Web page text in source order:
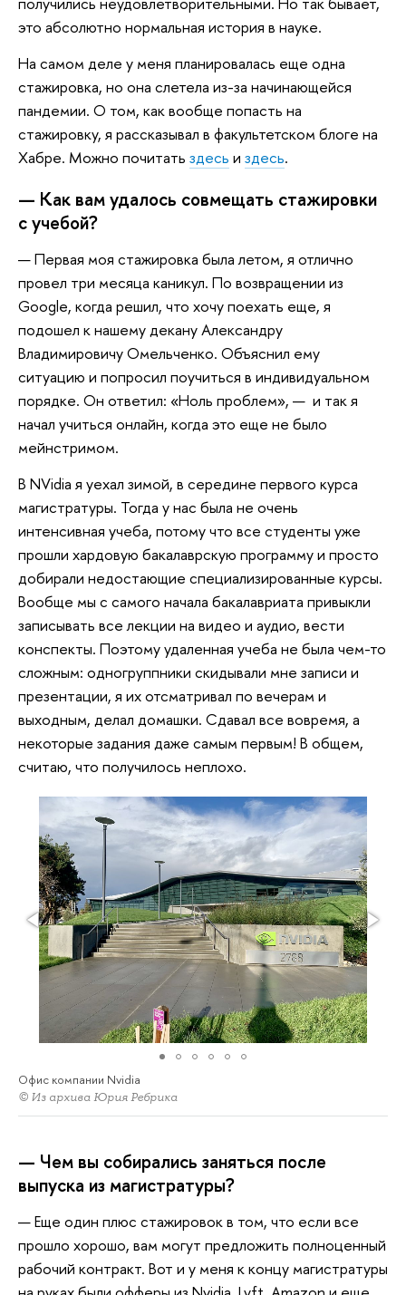
это абсолютно нормальная история в науке.
На самом деле у меня планировалась еще одна
стажировка, но она слетела из-за начинающейся
пандемии. О том, как вообще попасть на
стажировку, я рассказывал в факультетском блоге на
Хабре. Можно почитать здесь и здесь.
— Как вам удалось совмещать стажировки
с учебой?
— Первая моя стажировка была летом, я отлично
провел три месяца каникул. По возвращении из
Google, когда решил, что хочу поехать еще, я
подошел к нашему декану Александру
Владимировичу Омельченко. Объяснил ему
ситуацию и попросил поучиться в индивидуальном
порядке. Он ответил: «Ноль проблем», — и так я
начал учиться онлайн, когда это еще не было
мейнстримом.
В NVidia я уехал зимой, в середине первого курса
магистратуры. Тогда у нас была не очень
интенсивная учеба, потому что все студенты уже
прошли хардовую бакалаврскую программу и просто
добирали недостающие специализированные курсы.
Вообще мы с самого начала бакалавриата привыкли
записывать все лекции на видео и аудио, вести
конспекты. Поэтому удаленная учеба не была чем-то
сложным: одногруппники скидывали мне записи и
презентации, я их отсматривал по вечерам и
выходным, делал домашки. Сдавал все вовремя, а
некоторые задания даже самым первым! В общем,
считаю, что получилось неплохо.
Офис компании Nvidia
© Из архива Юрия Ребрика
— Чем вы собирались заняться после
выпуска из магистратуры?
— Еще один плюс стажировок в том, что если все
прошло хорошо, вам могут предложить полноценный
рабочий контракт. Вот и у меня к концу магистратуры